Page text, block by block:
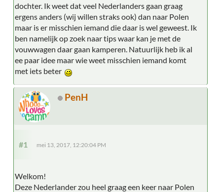
dochter. Ik weet dat veel Nederlanders gaan graag
ergens anders (wij willen straks ook) dan naar Polen
maar is er misschien iemand die daar is wel geweest. Ik
ben namelijk op zoek naar tips waar kan je met de
vouwwagen daar gaan kamperen. Natuurlijk heb ik al
ee paar idee maar wie weet misschien iemand komt
met iets beter
PenH
#1 mei 13, 2017, 12:20:04 PM
Welkom!
Deze Nederlander zou heel graag een keer naar Polen